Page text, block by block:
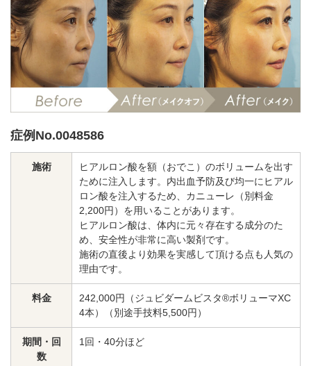
クリニックについて
料金一覧
初めての方へ
お悩みで探す 施術メニュー
医師紹介
医師の
スケジュール
アクセス
症例No.0048586
施術
ヒアルロン酸を額（おでこ）のボリュームを出す
ために注入します。内出血予防及び均一にヒアル
ロン酸を注入するため、カニューレ（別料金
2,200円）を用いることがあります。
ヒアルロン酸は、体内に元々存在する成分のた
め、安全性が非常に高い製剤です。
施術の直後より効果を実感して頂ける点も人気の
理由です。
料金
242,000円（ジュビダームビスタ®ボリューマXC
4本）（別途手技料5,500円）
期間・回
数
1回・40分ほど